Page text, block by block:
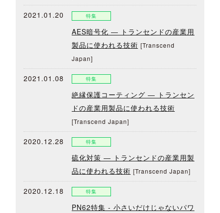
2021.01.20 特集
AES暗号化 ― トランセンドの産業用
製品に使われる技術 [Transcend
Japan]
2021.01.08 特集
絶縁保護コーティング ― トランセン
ドの産業用製品に使われる技術
[Transcend Japan]
2020.12.28 特集
硫化対策 ― トランセンドの産業用製
品に使われる技術 [Transcend Japan]
2020.12.18 特集
PN62特集 - 小さいだけじゃないパワ